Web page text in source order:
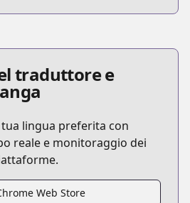
traduttore e
lingua preferita con
reale e monitoraggio dei
Web Store